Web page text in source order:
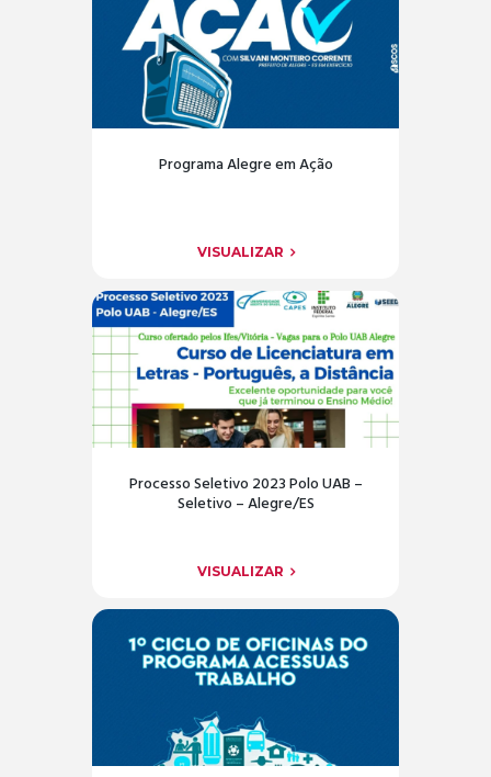
Programa Alegre em Ação
VISUALIZAR
Processo Seletivo 2023 Polo UAB –
Seletivo – Alegre/ES
VISUALIZAR